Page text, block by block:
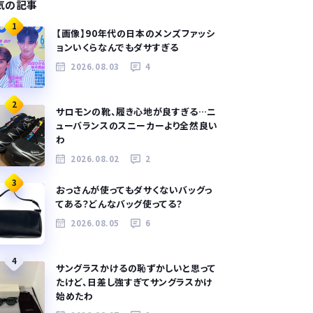
の記事
1
【画像】90年代の日本のメンズファッシ
ョンいくらなんでもダサすぎる
2026.08.03 4
2
サロモンの靴、履き心地が良すぎる…ニ
ューバランスのスニーカーより全然良い
わ
2026.08.02 2
3
おっさんが使ってもダサくないバッグっ
てある？どんなバッグ使ってる？
2026.08.05 6
4
サングラスかけるの恥ずかしいと思って
たけど、日差し強すぎてサングラスかけ
始めたわ